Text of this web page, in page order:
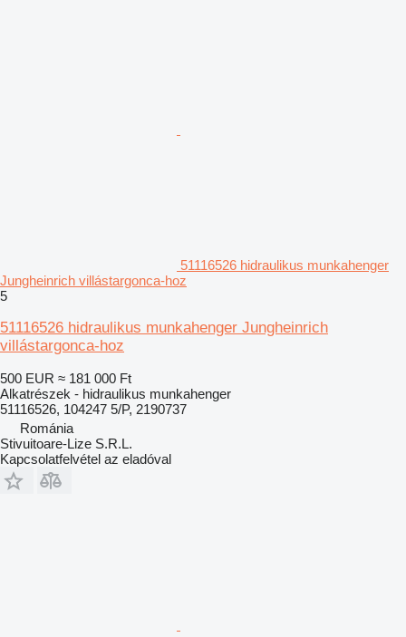
51116526 hidraulikus munkahenger
Jungheinrich villástargonca-hoz
5
51116526 hidraulikus munkahenger Jungheinrich
villástargonca-hoz
500 EUR ≈ 181 000 Ft
Alkatrészek - hidraulikus munkahenger
51116526, 104247 5/P, 2190737
Románia
Stivuitoare-Lize S.R.L.
Kapcsolatfelvétel az eladóval